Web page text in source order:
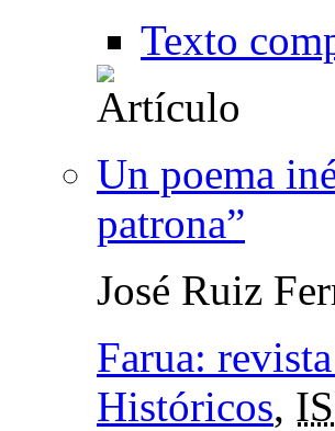
Texto
Un poema
patrona”
José Ruiz
Farua:
Históricos,